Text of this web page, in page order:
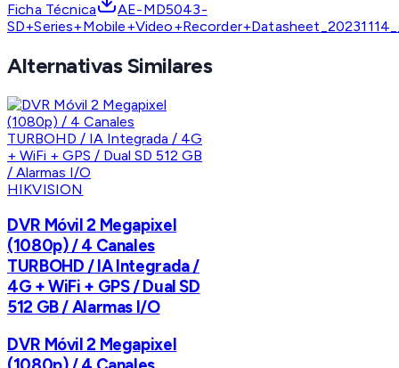
Ficha Técnica
AE-MD5043-
Alternativas Similares
HIKVISION
DVR Móvil 2 Megapixel
(1080p) / 4 Canales
TURBOHD / IA Integrada /
4G + WiFi + GPS / Dual SD
512 GB / Alarmas I/O
DVR Móvil 2 Megapixel